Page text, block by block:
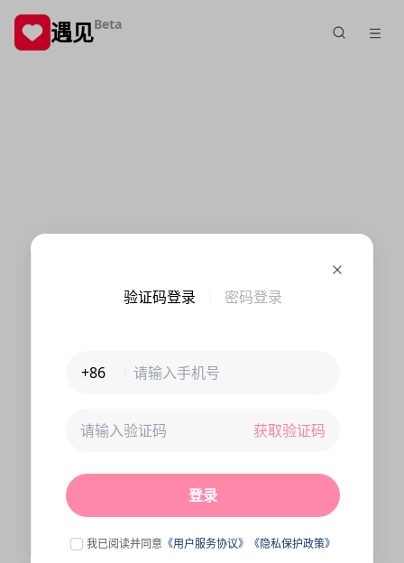
验证码登录 密码登录
+86
获取验证码
登录
我已阅读并同意 《用户服务协议》 《隐私保护政策》
遇见Beta
未连接到服务器,刷新一下试试